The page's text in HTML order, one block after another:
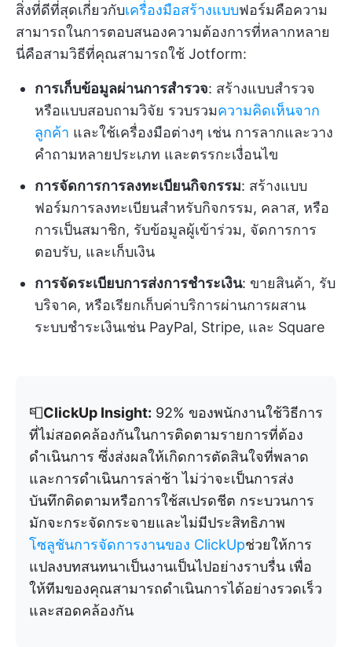
สิ่งที่ดีที่สุดเกี่ยวกับเครื่องมือสร้างแบบฟอร์มคือความ
สามารถในการตอบสนองความต้องการที่หลากหลาย
นี่คือสามวิธีที่คุณสามารถใช้ Jotform:
การเก็บข้อมูลผ่านการสำรวจ: สร้างแบบสำรวจ
หรือแบบสอบถามวิจัย รวบรวมความคิดเห็นจาก
ลูกค้า และใช้เครื่องมือต่างๆ เช่น การลากและวาง
คำถามหลายประเภท และตรรกะเงื่อนไข
การจัดการการลงทะเบียนกิจกรรม: สร้างแบบ
ฟอร์มการลงทะเบียนสำหรับกิจกรรม, คลาส, หรือ
การเป็นสมาชิก, รับข้อมูลผู้เข้าร่วม, จัดการการ
ตอบรับ, และเก็บเงิน
การจัดระเบียบการส่งการชำระเงิน: ขายสินค้า, รับ
บริจาค, หรือเรียกเก็บค่าบริการผ่านการผสาน
ระบบชำระเงินเช่น PayPal, Stripe, และ Square
📮ClickUp Insight: 92% ของพนักงานใช้วิธีการ
ที่ไม่สอดคล้องกันในการติดตามรายการที่ต้อง
ดำเนินการ ซึ่งส่งผลให้เกิดการตัดสินใจที่พลาด
และการดำเนินการล่าช้า ไม่ว่าจะเป็นการส่ง
บันทึกติดตามหรือการใช้สเปรดชีต กระบวนการ
มักจะกระจัดกระจายและไม่มีประสิทธิภาพ
โซลูชันการจัดการงานของ ClickUpช่วยให้การ
แปลงบทสนทนาเป็นงานเป็นไปอย่างราบรื่น เพื่อ
ให้ทีมของคุณสามารถดำเนินการได้อย่างรวดเร็ว
และสอดคล้องกัน